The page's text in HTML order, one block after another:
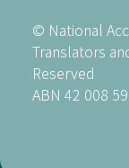
© National
Translators
Reserved
ABN 42 008